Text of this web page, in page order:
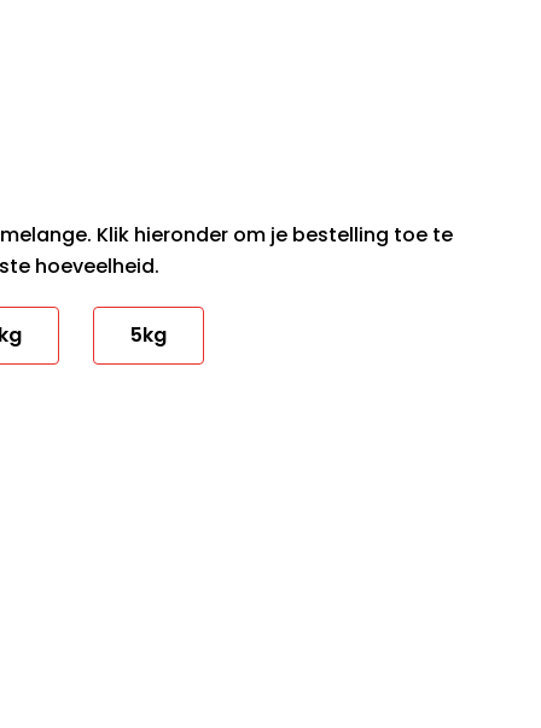
Klik hieronder om je bestelling toe te
hoeveelheid.
5kg